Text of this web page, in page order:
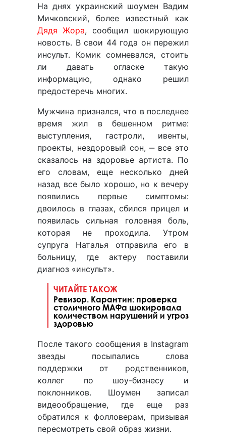
На днях украинский шоумен Вадим
Мичковский, более известный как
Дядя Жора, сообщил шокирующую
новость. В свои 44 года он пережил
инсульт. Комик сомневался, стоить
ли давать огласке такую
информацию, однако решил
предостеречь многих.
Мужчина признался, что в последнее
время жил в бешенном ритме:
выступления, гастроли, ивенты,
проекты, нездоровый сон, ‒ все это
сказалось на здоровье артиста. По
его словам, еще несколько дней
назад все было хорошо, но к вечеру
появились первые симптомы:
двоилось в глазах, сбился прицел и
появилась сильная головная боль,
которая не проходила. Утром
супруга Наталья отправила его в
больницу, где актеру поставили
диагноз «инсульт».
ЧИТАЙТЕ ТАКОЖ
Ревизор. Карантин: проверка
столичного МАФа шокировала
количеством нарушений и угроз
здоровью
После такого сообщения в Instagram
звезды посыпались слова
поддержки от родственников,
коллег по шоу-бизнесу и
поклонников. Шоумен записал
видеообращение, где еще раз
обратился к фолловерам, призывая
пересмотреть свой образ жизни.